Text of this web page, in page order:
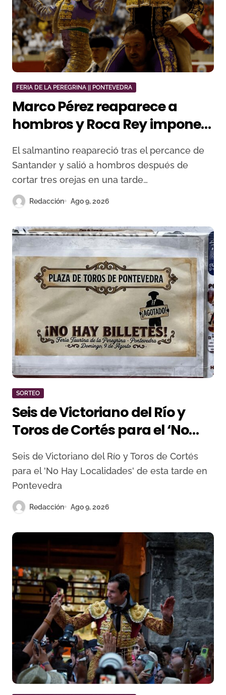
FERIA DE LA PEREGRINA || PONTEVEDRA
Marco Pérez reaparece a
hombros y Roca Rey impone
su poder en Pontevedra
El salmantino reapareció tras el percance de
Santander y salió a hombros después de
cortar tres orejas en una tarde…
Redacción Ago 9, 2026
SORTEO
Seis de Victoriano del Río y
Toros de Cortés para el ‘No
Hay Localidades’ de esta
tarde en Pontevedra
Seis de Victoriano del Río y Toros de Cortés
para el 'No Hay Localidades' de esta tarde en
Pontevedra
Redacción Ago 9, 2026